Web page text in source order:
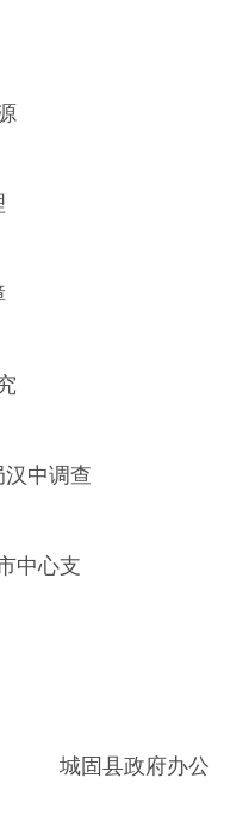
中调查
心支
固县政府办公